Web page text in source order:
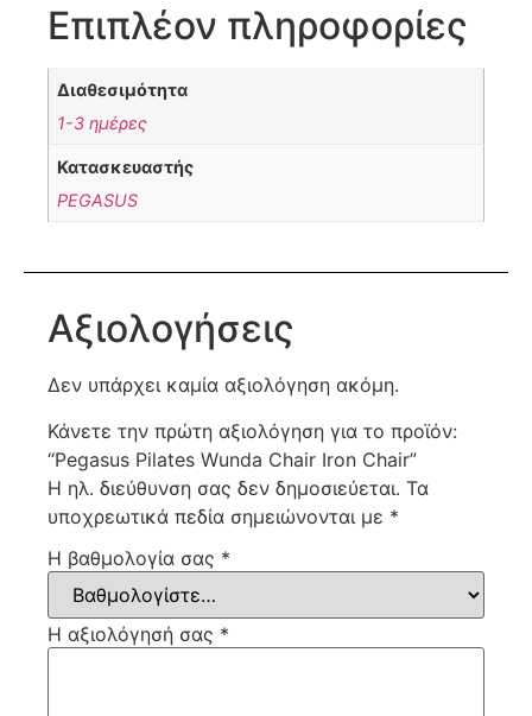
Επιπλέον πληροφορίες
Διαθεσιμότητα
1-3 ημέρες
Κατασκευαστής
PEGASUS
Αξιολογήσεις
Δεν υπάρχει καμία αξιολόγηση ακόμη.
Κάνετε την πρώτη αξιολόγηση για το προϊόν:
“Pegasus Pilates Wunda Chair Iron Chair”
Η ηλ. διεύθυνση σας δεν δημοσιεύεται. Τα
υποχρεωτικά πεδία σημειώνονται με *
Η βαθμολογία σας *
Η αξιολόγησή σας *